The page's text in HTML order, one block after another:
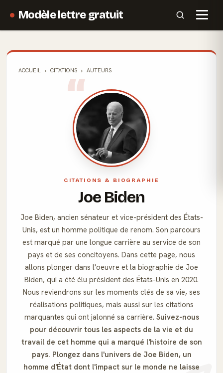
Modèle lettre gratuit
ACCUEIL CITATIONS AUTEURS
CITATIONS & BIOGRAPHIE
Joe Biden
Joe Biden, ancien sénateur et vice-président des États-
Unis, est un homme politique de renom. Son parcours
est marqué par une longue carrière au service de son
pays et de ses concitoyens. Dans cette page, nous
allons plonger dans l'oeuvre et la biographie de Joe
Biden, qui a été élu président des États-Unis en 2020.
Nous reviendrons sur les moments clés de sa vie, ses
réalisations politiques, mais aussi sur les citations
marquantes qui ont jalonné sa carrière. Suivez-nous
pour découvrir tous les aspects de la vie et du
travail de cet homme qui a marqué l'histoire de son
pays. Plongez dans l'univers de Joe Biden, un
homme d'État dont l'impact sur le monde ne laisse